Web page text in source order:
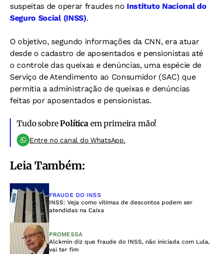
suspeitas de operar fraudes no Instituto Nacional do
Seguro Social (INSS).
O objetivo, segundo informações da CNN, era atuar
desde o cadastro de aposentados e pensionistas até
o controle das queixas e denúncias, uma espécie de
Serviço de Atendimento ao Consumidor (SAC) que
permitia a administração de queixas e denúncias
feitas por aposentados e pensionistas.
Tudo sobrePolíticaem primeira mão!
Entre no canal do WhatsApp.
Leia Também:
FRAUDE DO INSS
INSS: Veja como vítimas de descontos podem ser
atendidas na Caixa
PROMESSA
Alckmin diz que fraude do INSS, não iniciada com Lula,
vai ter fim